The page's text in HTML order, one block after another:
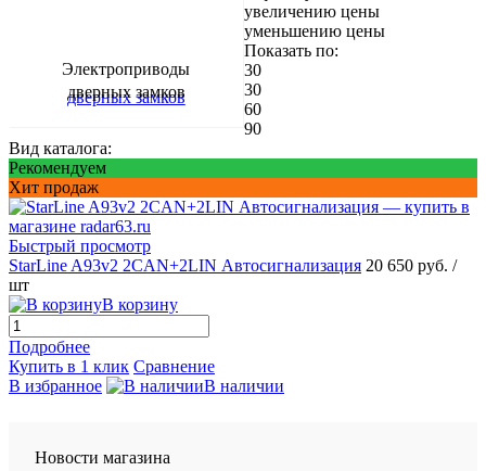
Электроприводы
дверных замков
увеличению цены
уменьшению цены
Показать по:
30
30
60
90
Вид каталога:
Рекомендуем
Хит продаж
Быстрый просмотр
StarLine A93v2 2CAN+2LIN Автосигнализация 20 650 руб. /
шт
В корзину
Подробнее
Купить в 1 клик Сравнение
В избранное
В наличии
Новости магазина